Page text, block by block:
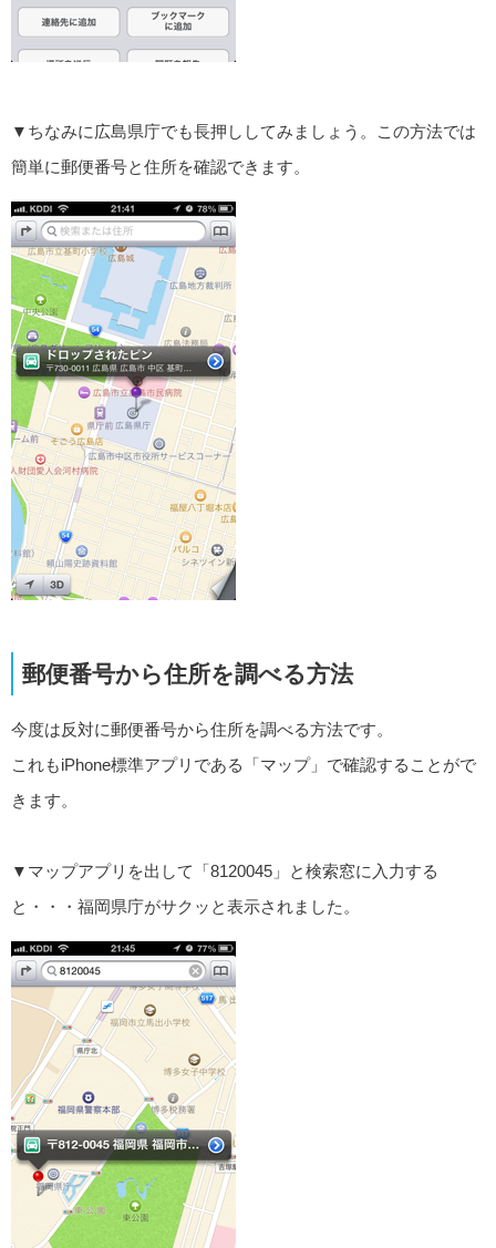
▼ちなみに広島県庁でも長押ししてみましょう。この方法では
簡単に郵便番号と住所を確認できます。
郵便番号から住所を調べる方法
今度は反対に郵便番号から住所を調べる方法です。
これもiPhone標準アプリである「マップ」で確認することがで
きます。
▼マップアプリを出して「8120045」と検索窓に入力する
と・・・福岡県庁がサクッと表示されました。